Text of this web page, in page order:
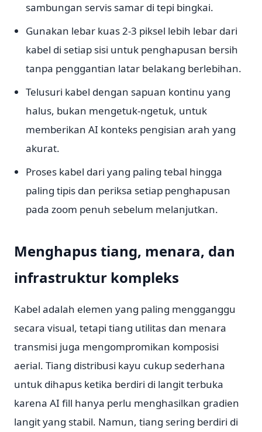
sambungan servis samar di tepi bingkai.
Gunakan lebar kuas 2-3 piksel lebih lebar dari
kabel di setiap sisi untuk penghapusan bersih
tanpa penggantian latar belakang berlebihan.
Telusuri kabel dengan sapuan kontinu yang
halus, bukan mengetuk-ngetuk, untuk
memberikan AI konteks pengisian arah yang
akurat.
Proses kabel dari yang paling tebal hingga
paling tipis dan periksa setiap penghapusan
pada zoom penuh sebelum melanjutkan.
Menghapus tiang, menara, dan
infrastruktur kompleks
Kabel adalah elemen yang paling mengganggu
secara visual, tetapi tiang utilitas dan menara
transmisi juga mengompromikan komposisi
aerial. Tiang distribusi kayu cukup sederhana
untuk dihapus ketika berdiri di langit terbuka
karena AI fill hanya perlu menghasilkan gradien
langit yang stabil. Namun, tiang sering berdiri di